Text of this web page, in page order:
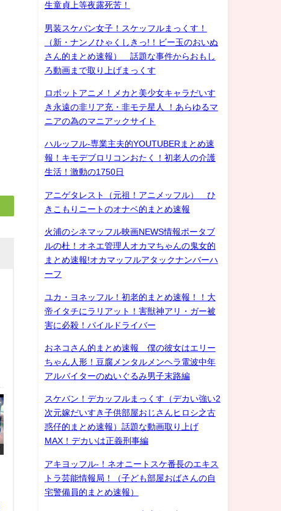
生童貞上等夜露死苦！
男装スケバン女子！スケッフルまっくす！
（新・ナンノひゃくしきっ!！ビー玉のおいぬ
さん的まとめ速報） 話題な事件からおもし
ろ動画まで取り上げまっくす
ロボットアニメ！メカと美少女キャラだいす
き永遠の非リア充・非モテ星人 ！あらゆるマ
ニアの為のマニアックサイト
ハルッフル-専業主夫的YOUTUBERまとめ速
報！キモデブロリコンおたく！初老人の介護
生活！激動の1750日
アニゲタレスト（元祖！アニメッフル） ひ
きこもりニートのオナベ的まとめ速報
火浦のシネマッフル映画NEWS情報ポータブ
ルの杜！オネエ管理人オカマちゃんの鬼女的
まとめ速報!オカマッフルアタックナンバーハ
ーフ
ユカ・ヨネッフル！初老的まとめ速報！！大
帝イタチにラリアット！害獣神アリ・ガー被
害に必殺！パイルドライバー
おネコさん的まとめ速報 僕の彼女はエリー
ちゃん人形！豆腐メンタルメンヘラ電波中年
アルバイターのぬいぐるみ男子末路編
スケバン！デカッフルまっくす（デカい強い2
次元嫁だいすき子供部屋おじさんヒロシ之古
惑仔的まとめ速報）話題な動画取り上げ
MAX！デカいは正義刑事編
アキヨッフル-！ネオニートスケ番長のエキス
トラ芸能情報局！（子ども部屋おばさんの自
宅警備員的まとめ速報）